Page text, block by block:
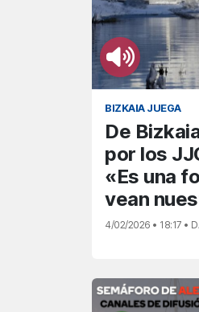
BIZKAIA JUEGA
De
por los
«Es una
vean
4/02/2026 • 18:17 •